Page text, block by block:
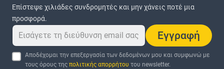
Επίστεψε χιλιάδες συνδρομητές και μην χάνεις ποτέ μια
προσφορά.
Εγγραφή
Αποδέχομαι την επεξεργασία των δεδομένων μου και συμφωνώ με
τους όρους τηςπολιτικής απορρήτου του newsletter.